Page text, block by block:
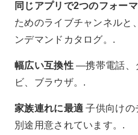
同じアプリで2つのフォー
ためのライブチャンネルと
ンデマンドカタログ。.
幅広い互換性―携帯電話、
ビ、ブラウザ。.
家族連れに最適 子供向けの
別途用意されています。.